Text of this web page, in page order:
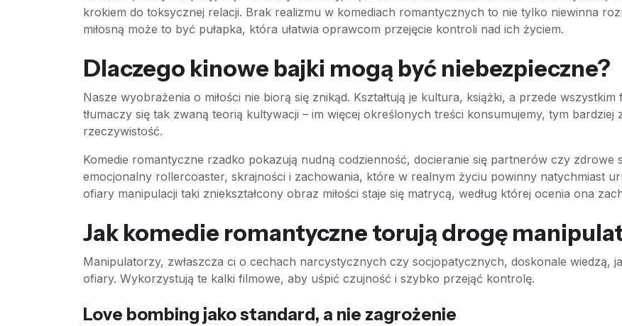
krokiem do toksycznej relacji. Brak realizmu w komediach romantycznych to nie tylko niewinna
miłosną może to być pułapka, która ułatwia oprawcom przejęcie kontroli nad ich życiem.
Dlaczego kinowe bajki mogą być niebezpieczne?
Nasze wyobrażenia o miłości nie biorą się znikąd. Kształtują je kultura, książki, a przede
tłumaczy się tak zwaną teorią kultywacji – im więcej określonych treści konsumujemy, tym
rzeczywistość.
Komedie romantyczne rzadko pokazują nudną codzienność, docieranie się partnerów czy zdrowe
emocjonalny rollercoaster, skrajności i zachowania, które w realnym życiu powinny natychmiast
ofiary manipulacji taki zniekształcony obraz miłości staje się matrycą, według której ocenia ona
Jak komedie romantyczne torują drogę
Manipulatorzy, zwłaszcza ci o cechach narcystycznych czy socjopatycznych, doskonale wiedzą,
ofiary. Wykorzystują te kalki filmowe, aby uśpić czujność i szybko przejąć kontrolę.
Love bombing jako standard, a nie zagrożenie